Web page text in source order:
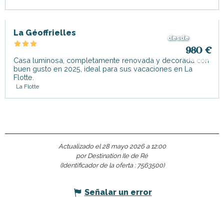
desde
980 €
La Géoffrielles
Casa luminosa, completamente renovada y decorada con
buen gusto en 2025, ideal para sus vacaciones en La
Flotte.
La Flotte
Actualizado el 28 mayo 2026 a 12:00
por Destination Ile de Ré
(Identificador de la oferta : 7563500)
Señalar un error